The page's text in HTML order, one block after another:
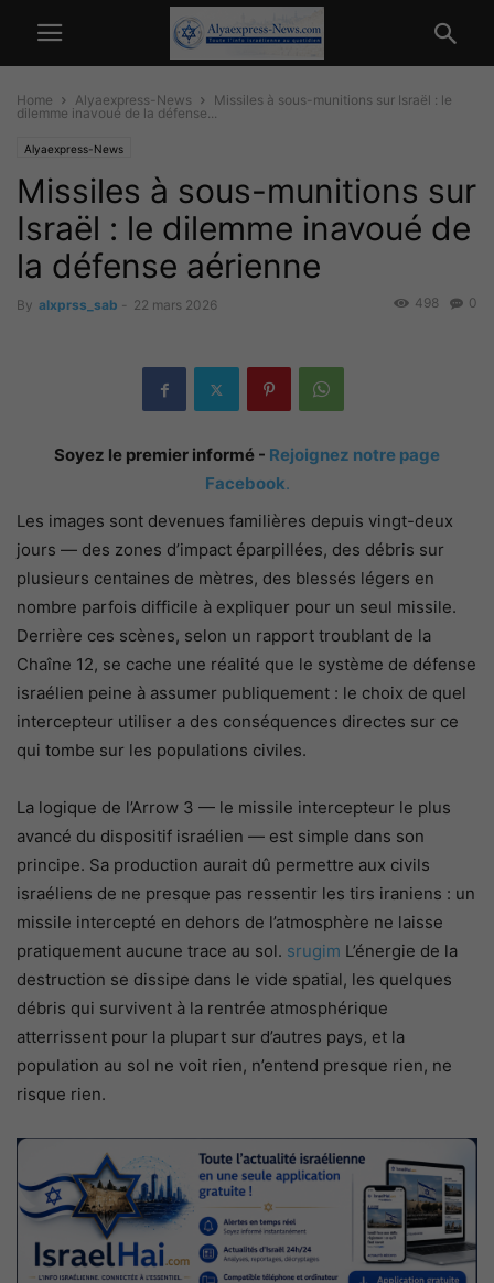
Home Alyaexpress-News
Missiles à sous-munitions sur Israël : le
dilemme inavoué de la défense...
Alyaexpress-News
Missiles à sous-munitions sur
Israël : le dilemme inavoué de
la défense aérienne
By alxprss_sab - 22 mars 2026 0
498
Soyez le premier informé - Rejoignez notre page
Facebook.
Les images sont devenues familières depuis vingt-deux
jours — des zones d’impact éparpillées, des débris sur
plusieurs centaines de mètres, des blessés légers en
nombre parfois difficile à expliquer pour un seul missile.
Derrière ces scènes, selon un rapport troublant de la
Chaîne 12, se cache une réalité que le système de défense
israélien peine à assumer publiquement : le choix de quel
intercepteur utiliser a des conséquences directes sur ce
qui tombe sur les populations civiles.
La logique de l’Arrow 3 — le missile intercepteur le plus
avancé du dispositif israélien — est simple dans son
principe. Sa production aurait dû permettre aux civils
israéliens de ne presque pas ressentir les tirs iraniens : un
missile intercepté en dehors de l’atmosphère ne laisse
pratiquement aucune trace au sol. srugim L’énergie de la
destruction se dissipe dans le vide spatial, les quelques
débris qui survivent à la rentrée atmosphérique
atterrissent pour la plupart sur d’autres pays, et la
population au sol ne voit rien, n’entend presque rien, ne
risque rien.